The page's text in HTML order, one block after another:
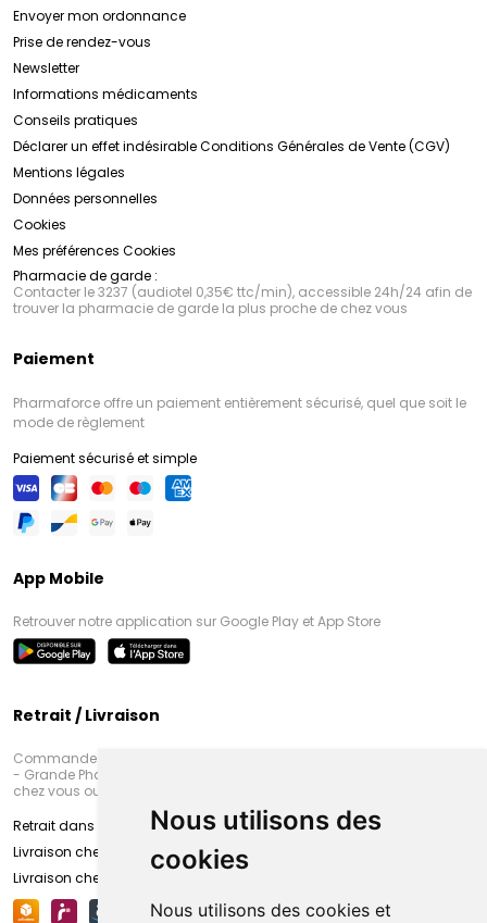
Nous utilisons des
cookies
Nous utilisons des cookies et
Envoyer mon ordonnance
Prise de rendez-vous
Newsletter
Informations médicaments
Conseils pratiques
Déclarer un effet indésirableConditions Générales de Vente (CGV)
Mentions légales
Données personnelles
Cookies
Mes préférences Cookies
Pharmacie de garde :
Contacter le 3237 (audiotel 0,35€ ttc/min), accessible 24h/24 afin de
trouver la pharmacie de garde la plus proche de chez vous
Paiement
Pharmaforce offre un paiement entièrement sécurisé, quel que soit le
mode de règlement
Paiement sécurisé et simple
App Mobile
Retrouver notre application sur Google Play et App Store
Retrait / Livraison
Commandez en ligne et venez chercher votre commande à Amiens
- Grande Pharmacie d’Amiens (Fachon) ou recevez-là rapidement
chez vous ou en point retrait
Retrait dans la pharmacie d’Amiens
Livraison chez vous
Livraison chez votre commerçant